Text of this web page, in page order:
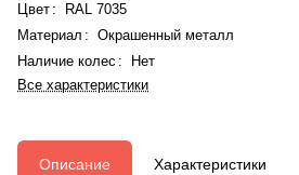
Цвет :
RAL 7035
Материал : Окрашенный металл
Наличие колес :
Нет
Все характеристики
Описание Характеристики